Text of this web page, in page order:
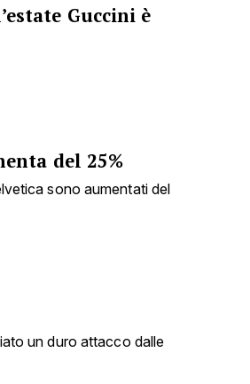
Guccini è
del 25%
sono aumentati del
un duro attacco dalle